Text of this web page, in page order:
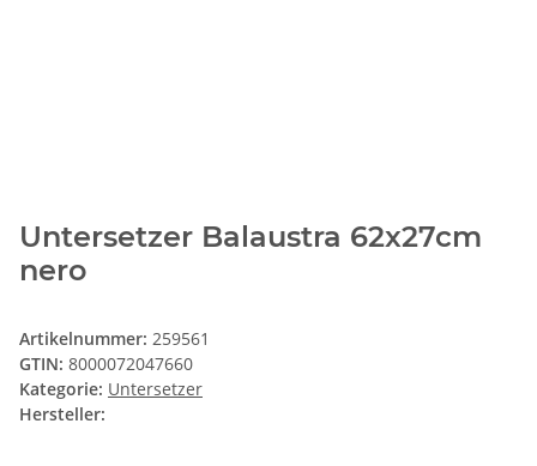
Untersetzer Balaustra 62x27cm
nero
Artikelnummer: 259561
GTIN: 8000072047660
Kategorie: Untersetzer
Hersteller: